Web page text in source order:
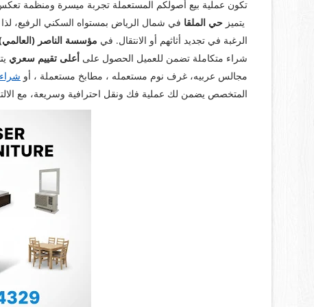
تكون عملية بيع أصولكم المستعملة تجربة ميسرة ومنظمة
يتميز حي الملقا في شمال الرياض بمستواه السكني الرفيع،
الرغبة في تجديد أثاثهم أو الانتقال. في مؤسسة الناصر
شراء متكاملة تضمن للعميل الحصول على أعلى تقييم سعري
مجالس عربيه، غرف نوم مستعمله ، مطابخ مستعملة ، أو
المتخصص يضمن لك عملية فك ونقل احترافية وسريعة، مع